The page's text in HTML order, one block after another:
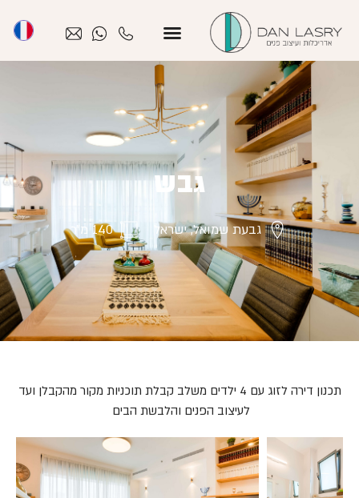
גבש
גבעת שמואל, ישראל 140 מ״ר
תכנון דירה לזוג עם 4 ילדים משלב קבלת תוכניות מקור מהקבלן ועד
לעיצוב הפנים והלבשת הבים